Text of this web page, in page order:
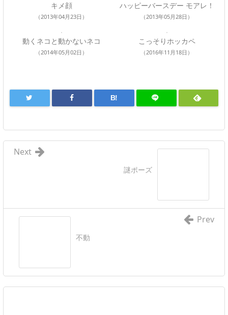
キメ顔
（2013年04月23日）
ハッピーバースデー モアレ！
（2013年05月28日）
動くネコと動かないネコ
（2014年05月02日）
こっそりホッカペ
（2016年11月18日）
B!
謎ポーズ
Next
不動
Prev